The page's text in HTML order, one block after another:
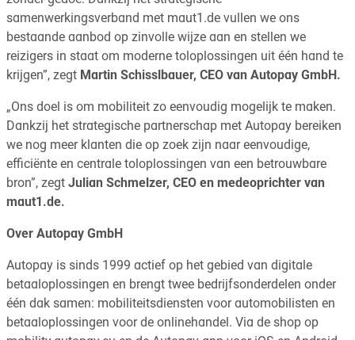
samenwerkingsverband met maut1.de vullen we ons
bestaande aanbod op zinvolle wijze aan en stellen we
reizigers in staat om moderne toloplossingen uit één hand te
krijgen”, zegt Martin Schisslbauer, CEO van Autopay GmbH.
„Ons doel is om mobiliteit zo eenvoudig mogelijk te maken.
Dankzij het strategische partnerschap met Autopay bereiken
we nog meer klanten die op zoek zijn naar eenvoudige,
efficiënte en centrale toloplossingen van een betrouwbare
bron”, zegt Julian Schmelzer, CEO en medeoprichter van
maut1.de.
Over Autopay GmbH
Autopay is sinds 1999 actief op het gebied van digitale
betaaloplossingen en brengt twee bedrijfsonderdelen onder
één dak samen: mobiliteitsdiensten voor automobilisten en
betaaloplossingen voor de onlinehandel. Via de shop op